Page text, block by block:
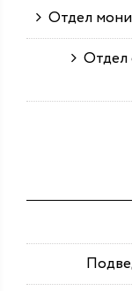
Отдел
Отдел